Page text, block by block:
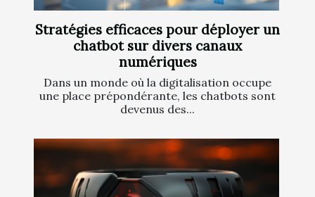
Stratégies efficaces pour déployer un
chatbot sur divers canaux
numériques
Dans un monde où la digitalisation occupe
une place prépondérante, les chatbots sont
devenus des...